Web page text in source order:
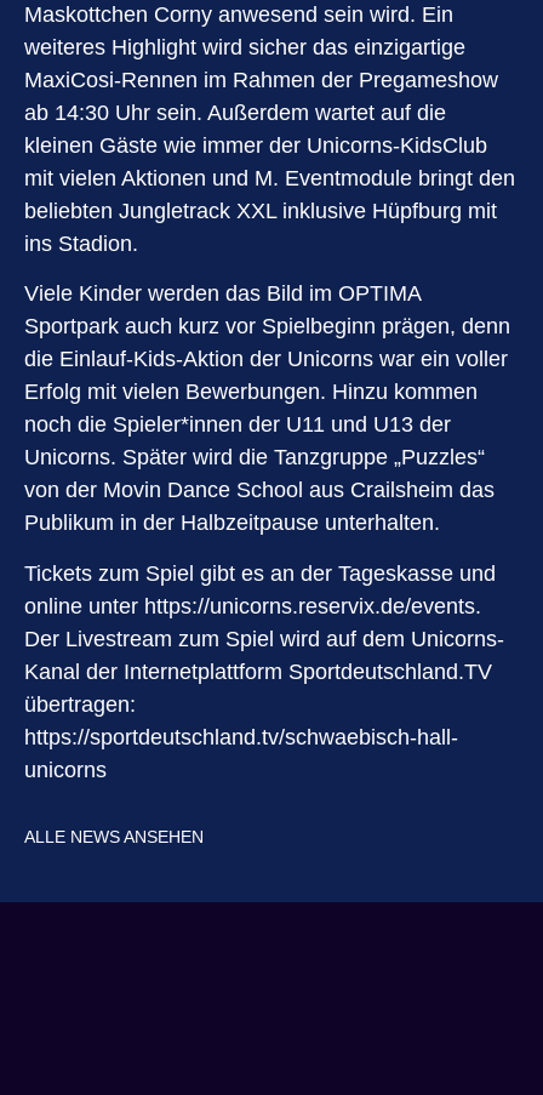
Maskottchen Corny anwesend sein wird. Ein
weiteres Highlight wird sicher das einzigartige
MaxiCosi-Rennen im Rahmen der Pregameshow
ab 14:30 Uhr sein. Außerdem wartet auf die
kleinen Gäste wie immer der Unicorns-KidsClub
mit vielen Aktionen und M. Eventmodule bringt den
beliebten Jungletrack XXL inklusive Hüpfburg mit
ins Stadion.
Viele Kinder werden das Bild im OPTIMA
Sportpark auch kurz vor Spielbeginn prägen, denn
die Einlauf-Kids-Aktion der Unicorns war ein voller
Erfolg mit vielen Bewerbungen. Hinzu kommen
noch die Spieler*innen der U11 und U13 der
Unicorns. Später wird die Tanzgruppe „Puzzles“
von der Movin Dance School aus Crailsheim das
Publikum in der Halbzeitpause unterhalten.
Tickets zum Spiel gibt es an der Tageskasse und
online unter https://unicorns.reservix.de/events.
Der Livestream zum Spiel wird auf dem Unicorns-
Kanal der Internetplattform Sportdeutschland.TV
übertragen:
https://sportdeutschland.tv/schwaebisch-hall-
unicorns
ALLE NEWS ANSEHEN